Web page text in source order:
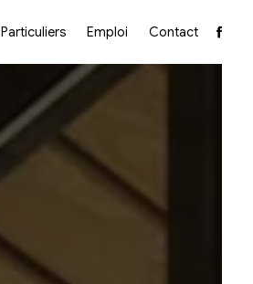
Particuliers Emploi Contact